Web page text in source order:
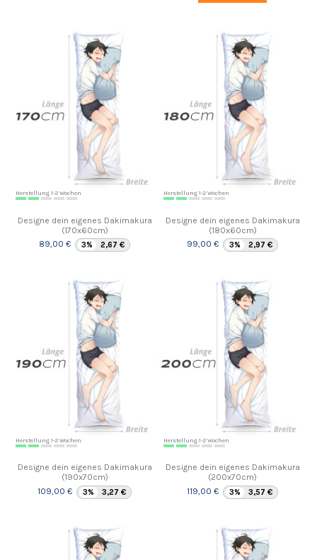
Herstellung 1-2 Wochen
Designe dein eigenes Dakimakura
(170x60cm)
89,00 €
3% 2,67 €
Herstellung 1-2 Wochen
Designe dein eigenes Dakimakura
(180x60cm)
99,00 €
3% 2,97 €
Herstellung 1-2 Wochen
Designe dein eigenes Dakimakura
(190x70cm)
109,00 €
3% 3,27 €
Herstellung 1-2 Wochen
Designe dein eigenes Dakimakura
(200x70cm)
119,00 €
3% 3,57 €